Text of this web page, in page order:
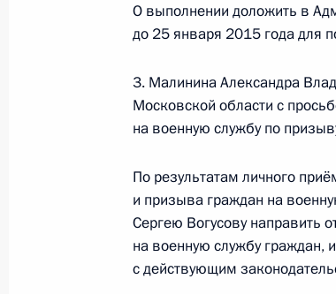
в режиме видео-
по поручению
совета Российской
Российской Федерации
26 декабря 2014 года, 17:01
Продлён контроль
в режиме видео-
по поручению Президента
О выполнении доложить в
до 25 января 2015 года для
3. Малинина Александра
Московской области с
на военную службу по
По результатам личного
и призыва граждан на
Сергею Вогусову направить
на военную службу граждан,
с действующим